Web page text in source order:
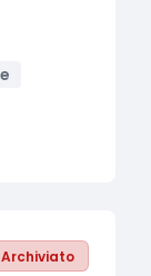
Archiviato